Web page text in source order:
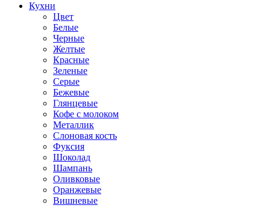
Кухни
Цвет
Белые
Черные
Желтые
Красные
Зеленые
Серые
Бежевые
Глянцевые
Кофе с молоком
Металлик
Слоновая кость
Фуксия
Шоколад
Шампань
Оливковые
Оранжевые
Вишневые